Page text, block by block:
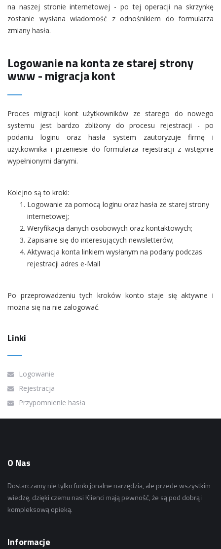
na naszej stronie internetowej - po tej operacji na skrzynkę
zostanie wysłana wiadomość z odnośnikiem do formularza
zmiany hasła.
Logowanie na konta ze starej strony
www - migracja kont
Proces migracji kont użytkowników ze starego do nowego
systemu jest bardzo zbliżony do procesu rejestracji - po
podaniu loginu oraz hasła system zautoryzuje firmę i
użytkownika i przeniesie do formularza rejestracji z wstępnie
wypełnionymi danymi.
Kolejno są to kroki:
Logowanie za pomocą loginu oraz hasła ze starej strony
internetowej;
Weryfikacja danych osobowych oraz kontaktowych;
Zapisanie się do interesujących newsletterów;
Aktywacja konta linkiem wysłanym na podany podczas
rejestracji adres e-Mail
Po przeprowadzeniu tych kroków konto staje się aktywne i
można się na nie zalogować.
Linki
Logowanie
Rejestracja
Przypomnienie hasła
O Nas
Dostarczamy nie tylko funkcjonalne narzędzia, ale przede wszystkim
wiedzę, dzięki czemu nasi Klienci mają pewność, że są pod dobrą i
kompleksową opieką.
Informacje